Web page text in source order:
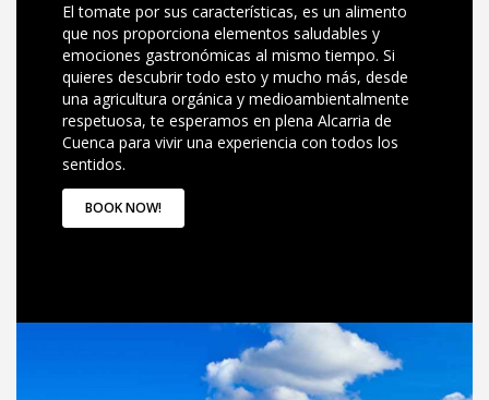
El tomate por sus características, es un alimento
que nos proporciona elementos saludables y
emociones gastronómicas al mismo tiempo. Si
quieres descubrir todo esto y mucho más, desde
una agricultura orgánica y medioambientalmente
respetuosa, te esperamos en plena Alcarria de
Cuenca para vivir una experiencia con todos los
sentidos.
BOOK NOW!